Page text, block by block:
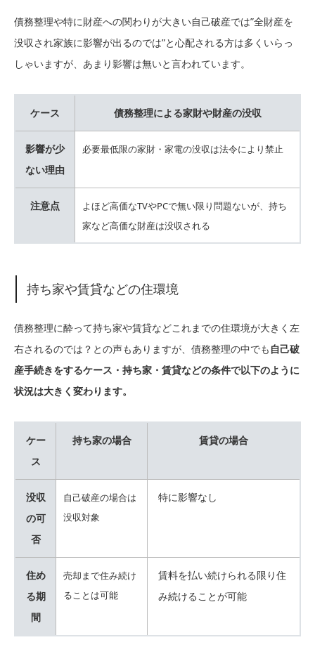
債務整理や特に財産への関わりが大きい自己破産では”全財産を
没収され家族に影響が出るのでは”と心配される方は多くいらっ
しゃいますが、あまり影響は無いと言われています。
ケース 債務整理による家財や財産の没収
影響が少
ない理由
必要最低限の家財・家電の没収は法令により禁止
注意点
よほど高価なTVやPCで無い限り問題ないが、持ち
家など高価な財産は没収される
持ち家や賃貸などの住環境
債務整理に酔って持ち家や賃貸などこれまでの住環境が大きく左
右されるのでは？との声もありますが、債務整理の中でも 自己破
産手続きをするケース・持ち家・賃貸などの条件で以下のように
状況は大きく変わります。
ケー
ス
持ち家の場合 賃貸の場合
没収
の可
否
自己破産の場合は
没収対象
特に影響なし
住め
る期
間
売却まで住み続け
ることは可能
賃料を払い続けられる限り住
み続けることが可能